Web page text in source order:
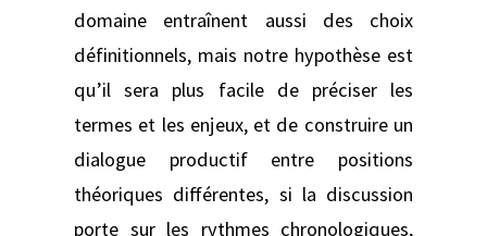
domaine entraînent aussi des choix
définitionnels, mais notre hypothèse est
qu’il sera plus facile de préciser les
termes et les enjeux, et de construire un
dialogue productif entre positions
théoriques différentes, si la discussion
porte sur les rythmes chronologiques,